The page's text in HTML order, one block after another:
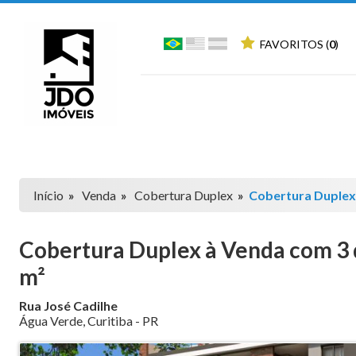
FAVORITOS (0)
Início » Venda » Cobertura Duplex » Cobertura
Cobertura Duplex à Venda com
m²
Rua José Cadilhe
Água Verde,Curitiba - PR